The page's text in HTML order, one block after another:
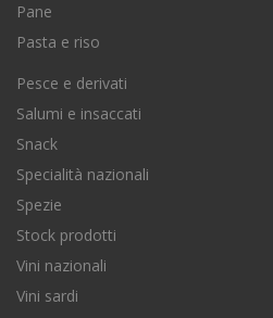
Pane
Pasta e riso
Pesce e derivati
Salumi e insaccati
Snack
Specialità nazionali
Spezie
Stock prodotti
Vini nazionali
Vini sardi